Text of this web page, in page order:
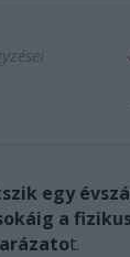
egy
a
t.